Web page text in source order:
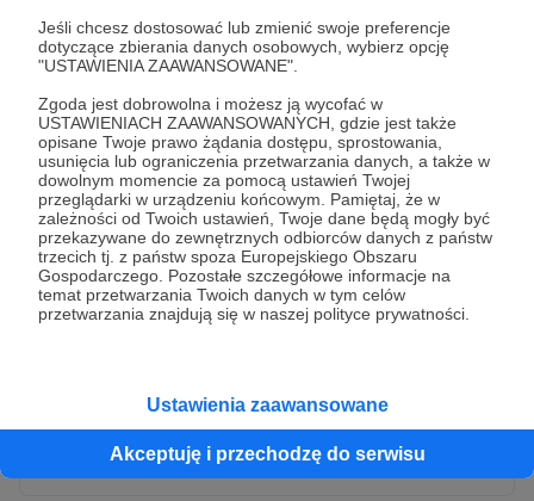
Jeśli chcesz dostosować lub zmienić swoje preferencje
dotyczące zbierania danych osobowych, wybierz opcję
"USTAWIENIA ZAAWANSOWANE".
Zgoda jest dobrowolna i możesz ją wycofać w
USTAWIENIACH ZAAWANSOWANYCH, gdzie jest także
opisane Twoje prawo żądania dostępu, sprostowania,
usunięcia lub ograniczenia przetwarzania danych, a także w
dowolnym momencie za pomocą ustawień Twojej
przeglądarki w urządzeniu końcowym. Pamiętaj, że w
zależności od Twoich ustawień, Twoje dane będą mogły być
przekazywane do zewnętrznych odbiorców danych z państw
trzecich tj. z państw spoza Europejskiego Obszaru
Gospodarczego. Pozostałe szczegółowe informacje na
temat przetwarzania Twoich danych w tym celów
przetwarzania znajdują się w naszej polityce prywatności.
Ustawienia zaawansowane
Akceptuję i przechodzę do serwisu
* Wyrażam zgodę na przetwarzanie moich danych
osobowych przez Patronite
Administratorem Twoich danych osobowych jest Crowd8 sp. z o.o.
z siedziba w Warszawie, ul. Żwirki i Wigury 16, 02-092 Warszawa.
Twoje dane osobowe będą przetwarzane w szczególności w celu
wykonania umowy zawartej z Tobą, w tym do umożliwienia
Gwarantujemy spełnienie wszystkich Twoich praw wynikających
z ogólnego rozporządzenia o ochronie danych, tj. prawo dostępu,
sprostowania oraz usunięcia Twoich danych, ograniczenia ich
rozwiń zgodę
Wyślij zgłoszenie